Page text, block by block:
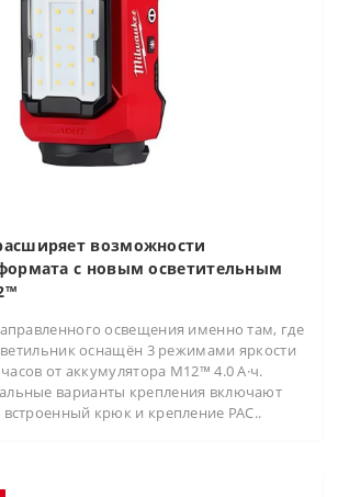
возможности
с новым осветительным
освещения именно там, где
оснащён 3 режимами яркости
от аккумулятора M12™ 4.0 А·ч.
варианты крепления включают
крюк и крепление PAC..